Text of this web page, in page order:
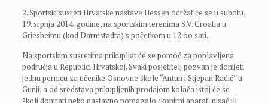
2. Sportski susreti Hrvatske nastave Hessen održat će se u subotu,
19. srpnja 2014. godine, na sportskim terenima S.V. Croatia u
Griesheimu (kod Darmstadta) s početkom u 12.oo sati.
Na sportskim susretima prikupljat će se pomoć za poplavljena
područja u Republici Hrvatskoj. Svaki posjetitelj pozvan je donijeti
jednu pernicu za učenike Osnovne škole “Antun i Stjepan Radić” u
Gunji, a od sredstava prikupljenih prodajom kolača istoj će se
školi donirati neko nastavno pomagalo (kopirni aparat, pisač ili